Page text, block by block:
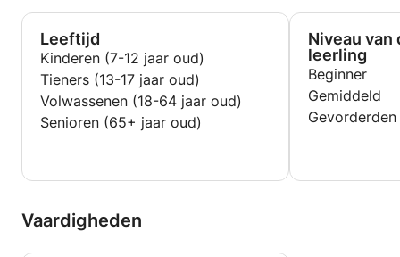
Leeftijd
Kinderen (7-12 jaar oud)
Tieners (13-17 jaar oud)
Volwassenen (18-64 jaar oud)
Senioren (65+ jaar oud)
Niveau van
leerling
Beginner
Gemiddeld
Gevorderden
Vaardigheden